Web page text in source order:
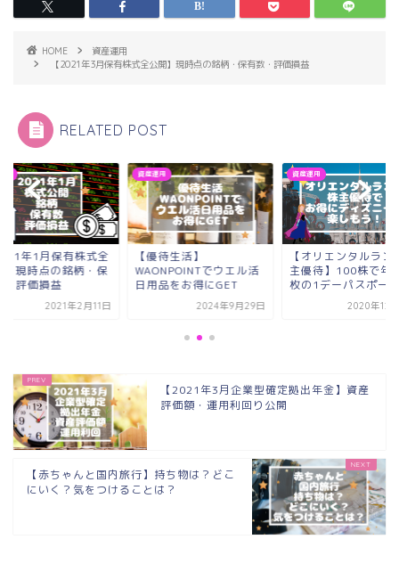
HOME
資産運用
【2021年3月保有株式全公開】現時点の銘柄・保有数・評価損益
RELATED POST
年1月保有株式全
】現時点の銘柄・保
・評価損益
2021年2月11日
資産運用
【優待生活】
WAONPOINTでウエル活
日用品をお得にGET
2024年9月29日
資産運用
【オリエンタルラン
主優待】100株で年
枚の1デーパスポー
2020年12
【2021年3月企業型確定拠出年金】資産
評価額・運用利回り公開
【赤ちゃんと国内旅行】持ち物は？どこ
にいく？気をつけることは？